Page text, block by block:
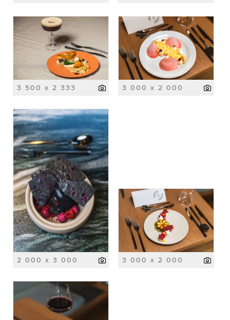
3 500 x 2 333 3 000 x 2 000
2 000 x 3 000 3 000 x 2 000